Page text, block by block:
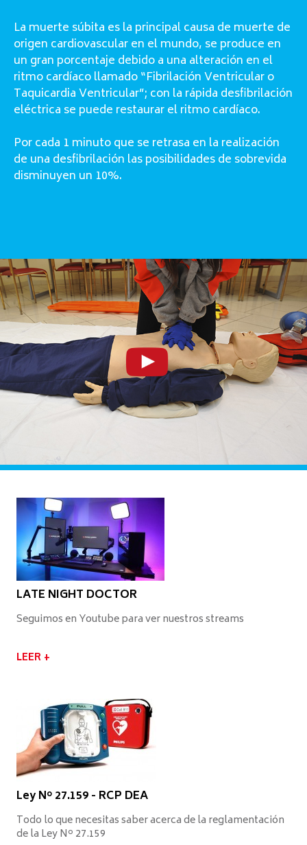
La muerte súbita es la principal causa de muerte de
origen cardiovascular en el mundo, se produce en
un gran porcentaje debido a una alteración en el
ritmo cardíaco llamado “Fibrilación Ventricular o
Taquicardia Ventricular”; con la rápida desfibrilación
eléctrica se puede restaurar el ritmo cardíaco.
Por cada 1 minuto que se retrasa en la realización
de una desfibrilación las posibilidades de sobrevida
disminuyen un 10%.
LATE NIGHT DOCTOR
Seguimos en Youtube para ver nuestros streams
LEER +
Ley Nº 27.159 - RCP DEA
Todo lo que necesitas saber acerca de la reglamentación
de la Ley Nº 27.159